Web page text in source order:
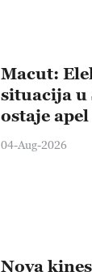
Macut:
situacija
ostaje
04-Aug-2026
Nova